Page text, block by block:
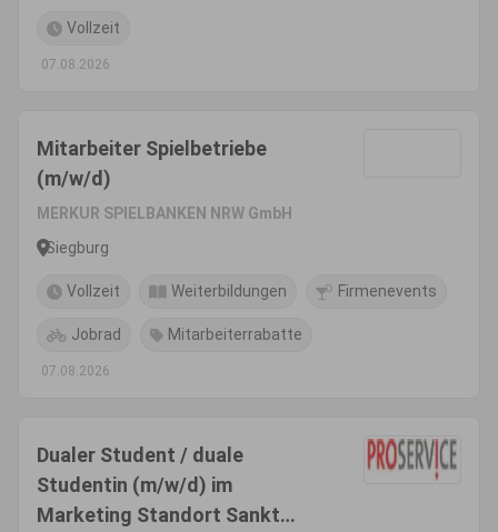
Vollzeit
07.08.2026
Mitarbeiter Spielbetriebe
(m/w/d)
MERKUR SPIELBANKEN NRW GmbH
Siegburg
Vollzeit Weiterbildungen Firmenevents
Jobrad Mitarbeiterrabatte
07.08.2026
Dualer Student / duale
Studentin (m/w/d) im
Marketing Standort Sankt